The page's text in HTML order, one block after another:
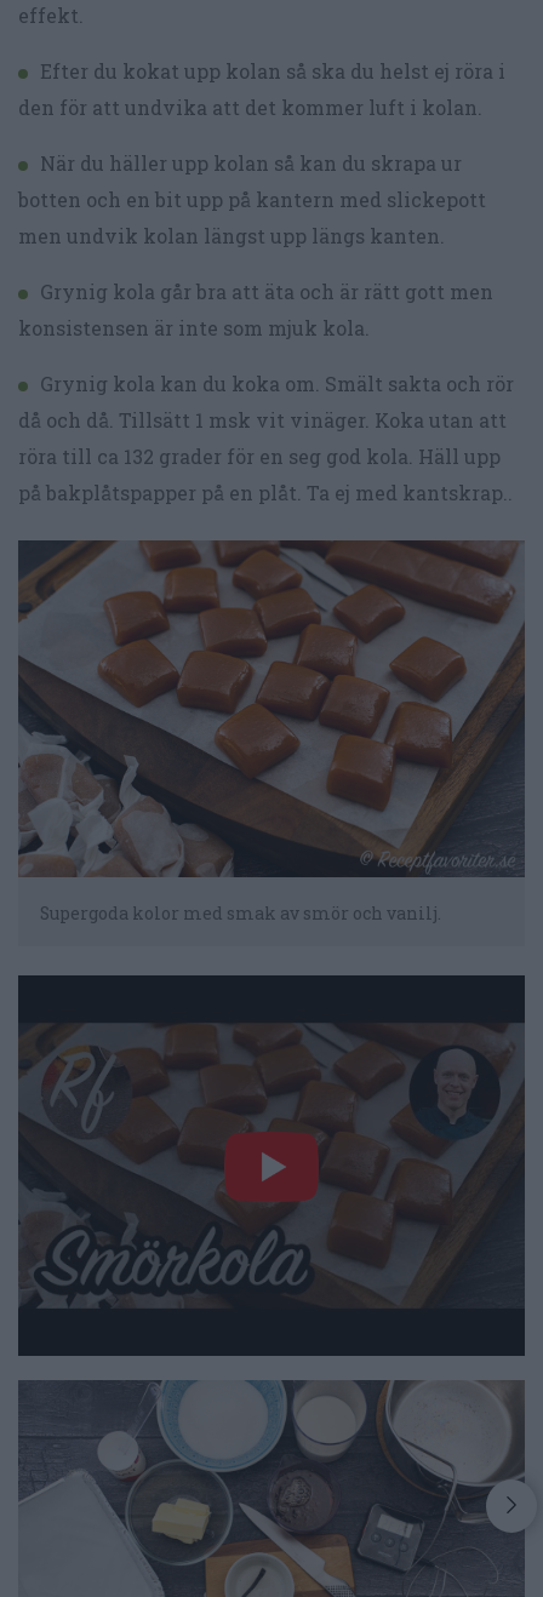
effekt.
Efter du kokat upp kolan så ska du helst ej röra i
den för att undvika att det kommer luft i kolan.
När du häller upp kolan så kan du skrapa ur
botten och en bit upp på kantern med slickepott
men undvik kolan längst upp längs kanten.
Grynig kola går bra att äta och är rätt gott men
konsistensen är inte som mjuk kola.
Grynig kola kan du koka om. Smält sakta och rör
då och då. Tillsätt 1 msk vit vinäger. Koka utan att
röra till ca 132 grader för en seg god kola. Häll upp
på bakplåtspapper på en plåt. Ta ej med kantskrap..
Supergoda kolor med smak av smör och vanilj.